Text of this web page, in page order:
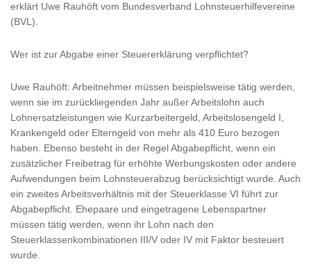
erklärt Uwe Rauhöft vom Bundesverband Lohnsteuerhilfevereine
(BVL).
Wer ist zur Abgabe einer Steuererklärung verpflichtet?
Uwe Rauhöft: Arbeitnehmer müssen beispielsweise tätig werden,
wenn sie im zurückliegenden Jahr außer Arbeitslohn auch
Lohnersatzleistungen wie Kurzarbeitergeld, Arbeitslosengeld I,
Krankengeld oder Elterngeld von mehr als 410 Euro bezogen
haben. Ebenso besteht in der Regel Abgabepflicht, wenn ein
zusätzlicher Freibetrag für erhöhte Werbungskosten oder andere
Aufwendungen beim Lohnsteuerabzug berücksichtigt wurde. Auch
ein zweites Arbeitsverhältnis mit der Steuerklasse VI führt zur
Abgabepflicht. Ehepaare und eingetragene Lebenspartner
müssen tätig werden, wenn ihr Lohn nach den
Steuerklassenkombinationen III/V oder IV mit Faktor besteuert
wurde.